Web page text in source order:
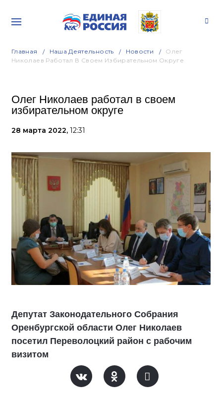
Главная Наша Деятельность Новости
Олег
Николаев Работал В Своем Избирательном Округе
Олег Николаев работал в своем
избирательном округе
28 марта 2022, 12:31
Депутат Законодательного Собрания
Оренбургской области Олег Николаев
посетил Переволоцкий район с рабочим
визитом